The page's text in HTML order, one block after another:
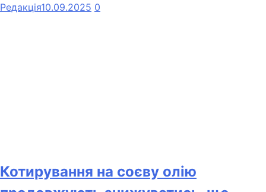
Редакція10.09.2025 0
Котирування на соєву олію